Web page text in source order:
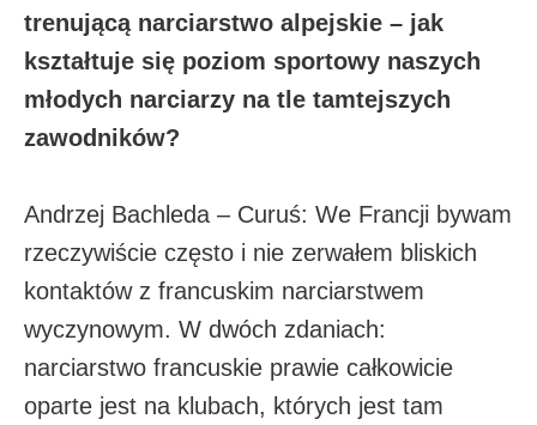
trenującą narciarstwo alpejskie – jak
kształtuje się poziom sportowy naszych
młodych narciarzy na tle tamtejszych
zawodników?
Andrzej Bachleda – Curuś: We Francji bywam
rzeczywiście często i nie zerwałem bliskich
kontaktów z francuskim narciarstwem
wyczynowym. W dwóch zdaniach:
narciarstwo francuskie prawie całkowicie
oparte jest na klubach, których jest tam